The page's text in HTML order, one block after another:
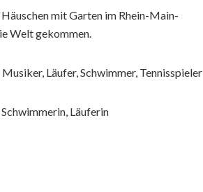
mit Garten im Rhein-Main-
Welt gekommen.
Läufer, Schwimmer, Tennisspieler
Läuferin